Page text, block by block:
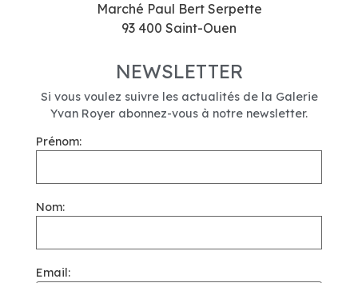
Marché Paul Bert Serpette
93 400 Saint-Ouen
NEWSLETTER
Si vous voulez suivre les actualités de la Galerie
Yvan Royer abonnez-vous à notre newsletter.
Prénom:
Nom:
Email: